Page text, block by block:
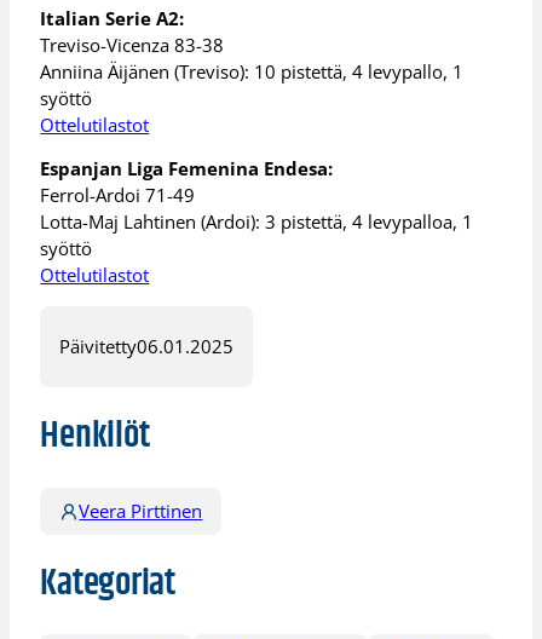
Italian Serie A2:
Treviso-Vicenza 83-38
Anniina Äijänen (Treviso): 10 pistettä, 4 levypallo, 1
syöttö
Ottelutilastot
Espanjan Liga Femenina Endesa:
Ferrol-Ardoi 71-49
Lotta-Maj Lahtinen (Ardoi): 3 pistettä, 4 levypalloa, 1
syöttö
Ottelutilastot
Päivitetty06.01.2025
Henkilöt
Veera Pirttinen
Kategoriat